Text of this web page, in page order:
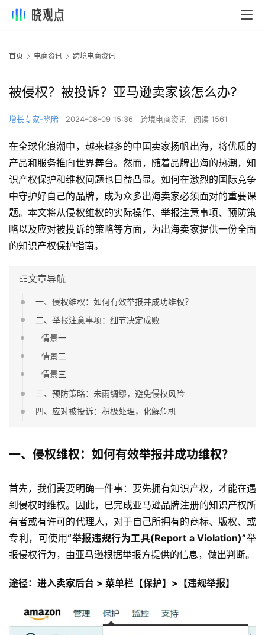
首页 电商资讯 跨境电商资讯
被侵权？被投诉？亚马逊卖家该怎么办?
增长专家-晓晞 2024-08-09 15:36 跨境电商资讯 阅读 1561
在全球化浪潮中，越来越多的中国卖家扬帆出海，将优质的
产品和服务推向世界舞台。然而，随着品牌出海的热潮，知
识产权保护和维权问题也日益凸显。如何在激烈的国际竞争
中守护好自己的品牌，成为众多出海卖家必须面对的重要课
题。本文将从侵权维权的实际操作、举报注意事项、预防策
略以及应对被投诉的策略等方面，为出海卖家提供一份全面
的知识产权保护指南。
文章导航
一、侵权维权：如何有效举报并成功维权？
二、举报注意事项：细节决定成败
情景一
情景二
情景三
三、预防策略：未雨绸缪，避免侵权风险
四、应对被投诉：积极处理，化解危机
一、侵权维权：如何有效举报并成功维权？
首先，我们需要明确一件事：要先拥有知识产权，才能在遇
到侵权时维权。因此，已完成亚马逊品牌注册的知识产权所
有者或有许可的代理人，对于自己所拥有的商标、版权、或
专利，可使用“举报违规行为工具(Report a Violation)”举
报侵权行为，由亚马逊根据举报方提供的信息，做出判断。
途径：进入卖家后台 > 菜单栏【保护】>【违规举报】